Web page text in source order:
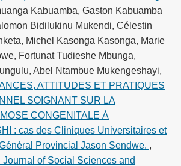
Kabuamba, Gaston Kabuamba
Bidilukinu Mukendi, Célestin
Michel Kasonga Kasonga, Marie
Fortunat Tudieshe Mbunga,
Abel Ntambue Mukengeshayi,
ATTITUDES ET PRATIQUES
SOIGNANT SUR LA
CONGENITALE À
: cas des Cliniques Universitaires et
Provincial Jason Sendwe. ,
Journal of Social Sciences and